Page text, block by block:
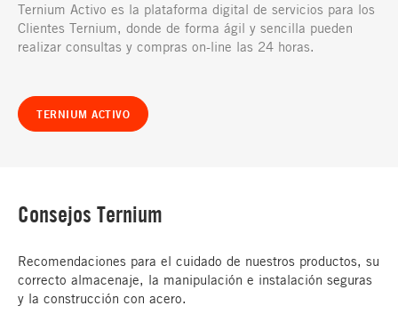
Ternium Activo es la plataforma digital de servicios para los
Clientes Ternium, donde de forma ágil y sencilla pueden
realizar consultas y compras on-line las 24 horas.
TERNIUM ACTIVO
Consejos Ternium
Recomendaciones para el cuidado de nuestros productos, su
correcto almacenaje, la manipulación e instalación seguras
y la construcción con acero.